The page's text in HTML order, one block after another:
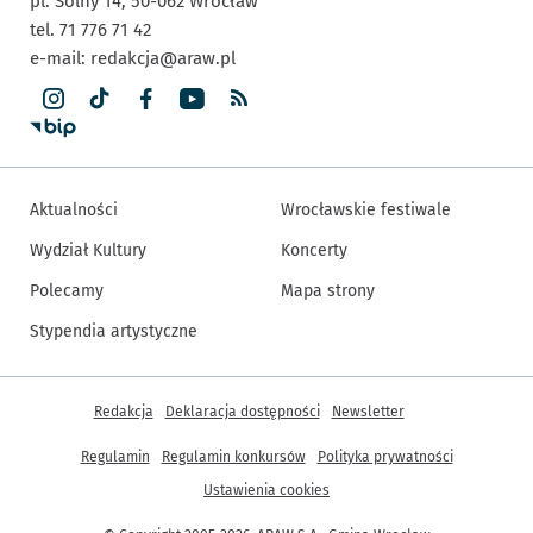
tel. 71 776 71 42
e-mail: redakcja@araw.pl
Aktualności
Wydział Kultury
Polecamy
Stypendia artystyczne
Wrocławskie festiwale
Koncerty
Mapa strony
Inne informacje
Redakcja Deklaracja dostępności Newsletter
Regulamin Regulamin konkursów
Polityka prywatności
Ustawienia cookies